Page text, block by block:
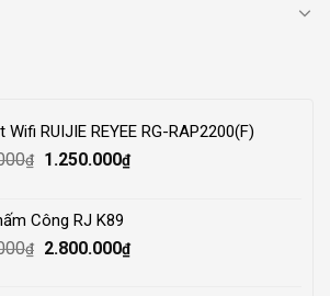
Wifi RUIJIE REYEE RG-RAP2200(F)
₫
Original
1.500.000₫.
1.250.000₫Current
Công RJ K89
₫
Original
2.800.000₫Current